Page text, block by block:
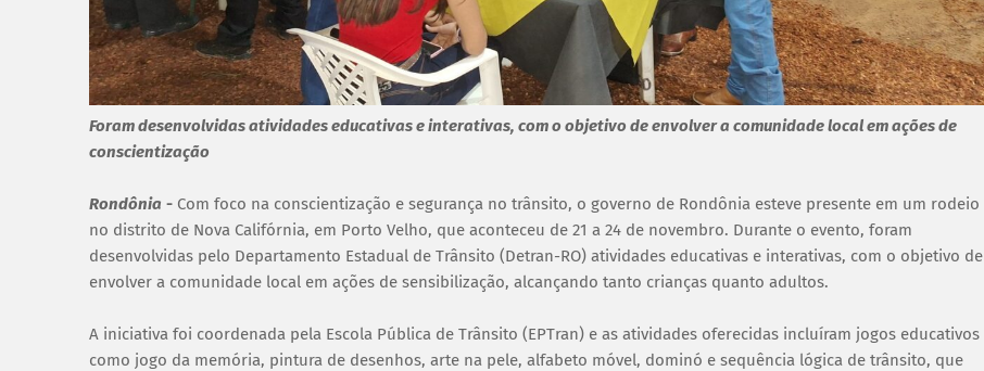
Foram desenvolvidas atividades educativas e interativas, com o objetivo de envolver a comunidade local em ações de
conscientização
Rondônia - Com foco na conscientização e segurança no trânsito, o governo de Rondônia esteve presente em um rodeio
no distrito de Nova Califórnia, em Porto Velho, que aconteceu de 21 a 24 de novembro. Durante o evento, foram
desenvolvidas pelo Departamento Estadual de Trânsito (Detran-RO) atividades educativas e interativas, com o objetivo de
envolver a comunidade local em ações de sensibilização, alcançando tanto crianças quanto adultos.
A iniciativa foi coordenada pela Escola Pública de Trânsito (EPTran) e as atividades oferecidas incluíram jogos educativos
como jogo da memória, pintura de desenhos, arte na pele, alfabeto móvel, dominó e sequência lógica de trânsito, que